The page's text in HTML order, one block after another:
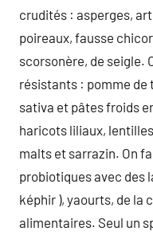
crudités : asperges,
poireaux, fausse
scorsonère, de seigle.
résistants : pomme
sativa et pâtes froids
haricots liliaux,
malts et sarrazin. On
probiotiques avec des
képhir ), yaourts, de la
alimentaires. Seul un